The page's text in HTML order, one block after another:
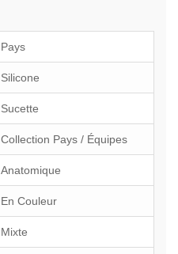
Pays
Silicone
Sucette
Collection Pays / Équipes
Anatomique
En Couleur
Mixte